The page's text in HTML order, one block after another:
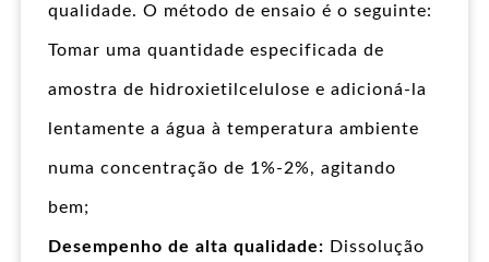
qualidade. O método de ensaio é o seguinte:
Tomar uma quantidade especificada de
amostra de hidroxietilcelulose e adicioná-la
lentamente a água à temperatura ambiente
numa concentração de 1%-2%, agitando
bem;
Desempenho de alta qualidade: Dissolução